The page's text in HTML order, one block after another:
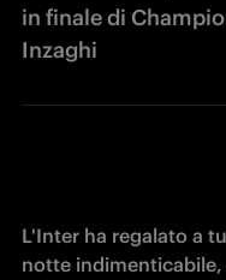
in finale di
Inzaghi
L'Inter ha regalato a
notte